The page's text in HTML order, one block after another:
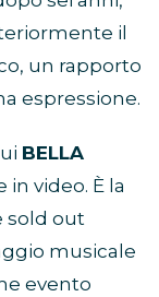
il
un rapporto
espressione.
BELLA
video. È la
sold out
musicale
evento